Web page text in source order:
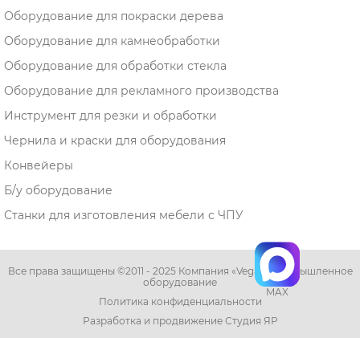
Оборудование для покраски дерева
Оборудование для камнеобработки
Оборудование для обработки стекла
Оборудование для рекламного производства
Инструмент для резки и обработки
Чернила и краски для оборудования
Конвейеры
Б/у оборудование
Станки для изготовления мебели с ЧПУ
Все права защищены ©2011 - 2025 Компания «Vega» - промышленное
оборудование
Политика конфиденциальности
Разработка и продвижение Студия ЯР
MAX